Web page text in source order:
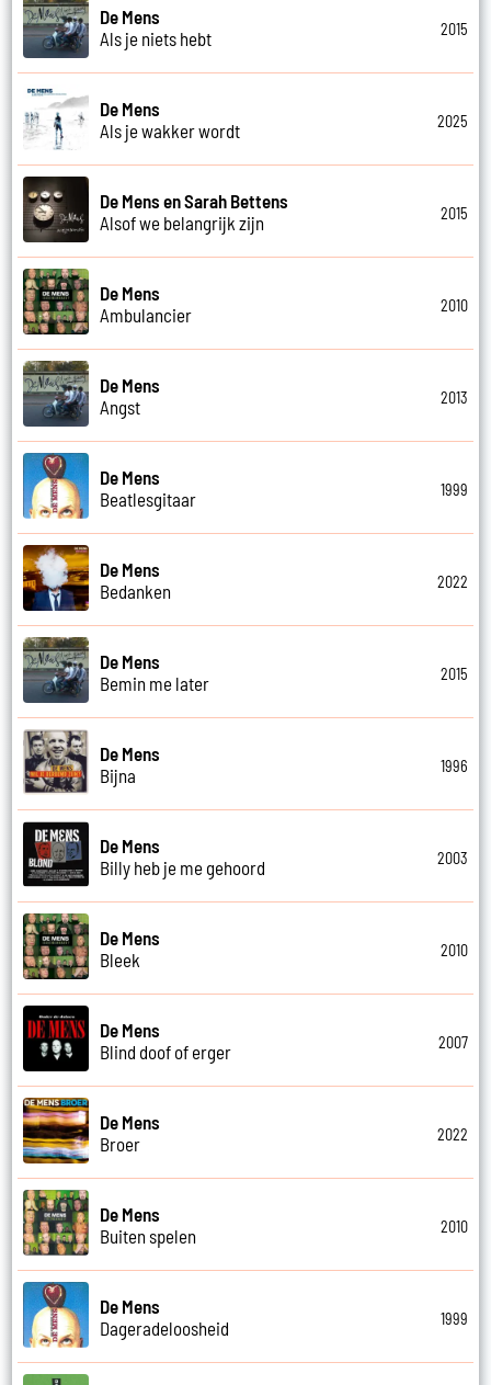
De Mens
Als je niets hebt
2015
De Mens
Als je wakker wordt
2025
De Mens en Sarah Bettens
Alsof we belangrijk zijn
2015
De Mens
Ambulancier
2010
De Mens
Angst
2013
De Mens
Beatlesgitaar
1999
De Mens
Bedanken
2022
De Mens
Bemin me later
2015
De Mens
Bijna
1996
De Mens
Billy heb je me gehoord
2003
De Mens
Bleek
2010
De Mens
Blind doof of erger
2007
De Mens
Broer
2022
De Mens
Buiten spelen
2010
De Mens
Dageradeloosheid
1999